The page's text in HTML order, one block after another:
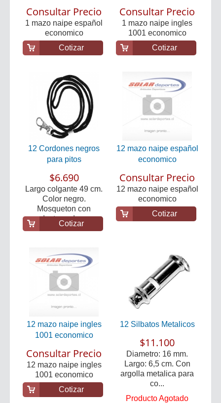
Consultar Precio
1 mazo naipe español
economico
Cotizar
Consultar Precio
1 mazo naipe ingles
1001 economico
Cotizar
12 Cordones negros
para pitos
$6.690
Largo colgante 49 cm.
Color negro.
Mosqueton con
destorcedor...
Cotizar
12 mazo naipe español
economico
Consultar Precio
12 mazo naipe español
economico
Cotizar
12 mazo naipe ingles
1001 economico
Consultar Precio
12 mazo naipe ingles
1001 economico
Cotizar
12 Silbatos Metalicos
$11.100
Diametro: 16 mm.
Largo: 6,5 cm. Con
argolla metalica para
co...
Producto Agotado